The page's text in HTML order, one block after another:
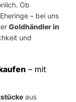
Ob
– bei uns
Goldhändler in
und
– mit
aus